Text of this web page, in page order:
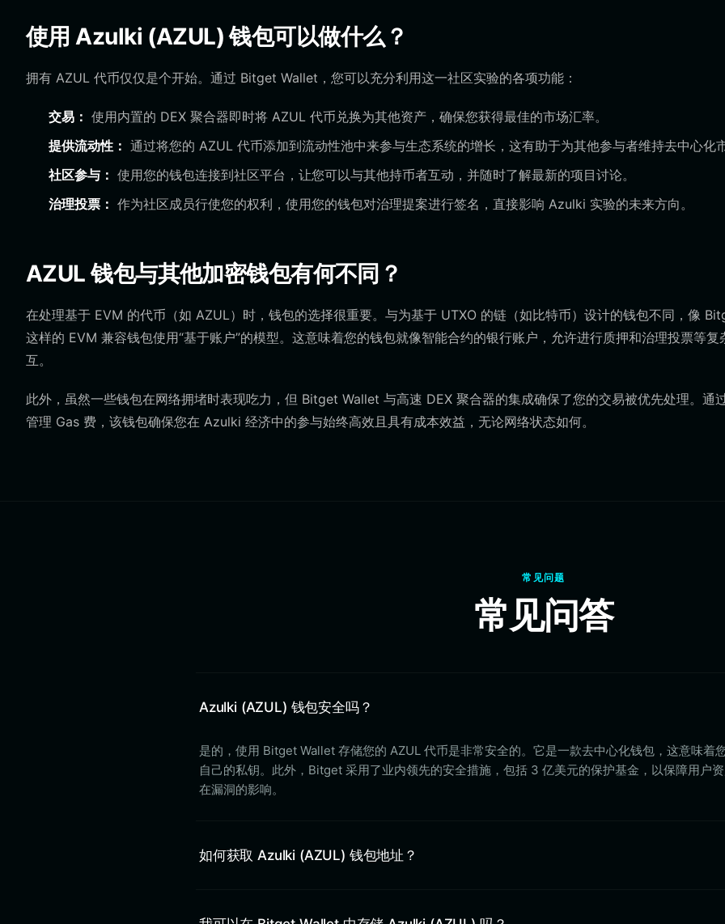
使用 Azulki (AZUL) 钱包可以做什么？
拥有 AZUL 代币仅仅是个开始。通过 Bitget Wallet，您可以充分利用这一社区实验的各项功能：
交易： 使用内置的 DEX 聚合器即时将 AZUL 代币兑换为其他资产，确保您获得最佳的市场汇率。
提供流动性： 通过将您的 AZUL 代币添加到流动性池中来参与生态系统的增长，这有助于为其他参与者维持去中心化市
社区参与： 使用您的钱包连接到社区平台，让您可以与其他持币者互动，并随时了解最新的项目讨论。
治理投票： 作为社区成员行使您的权利，使用您的钱包对治理提案进行签名，直接影响 Azulki 实验的未来方向。
AZUL 钱包与其他加密钱包有何不同？
在处理基于 EVM 的代币（如 AZUL）时，钱包的选择很重要。与为基于 UTXO 的链（如比特币）设计的钱包不同，像
这样的 EVM 兼容钱包使用“基于账户”的模型。这意味着您的钱包就像智能合约的银行账户，允许进行质押和治理投票等复
互。
此外，虽然一些钱包在网络拥堵时表现吃力，但 Bitget Wallet 与高速 DEX 聚合器的集成确保了您的交易被优先处理。通
管理 Gas 费，该钱包确保您在 Azulki 经济中的参与始终高效且具有成本效益，无论网络状态如何。
常见问题
常见问答
Azulki (AZUL) 钱包安全吗？
是的，使用 Bitget Wallet 存储您的 AZUL 代币是非常安全的。它是一款去中心化钱包，这意味着
自己的私钥。此外，Bitget 采用了业内领先的安全措施，包括 3 亿美元的保护基金，以保障用户
在漏洞的影响。
如何获取 Azulki (AZUL) 钱包地址？